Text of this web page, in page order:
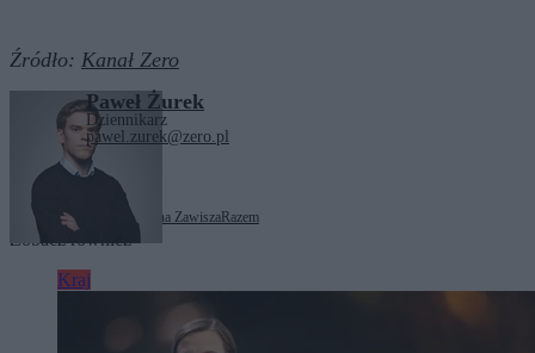
Źródło: Kanał Zero
Paweł Żurek
Dziennikarz
pawel.zurek@zero.pl
Tagi: Kanał Zero Marcelina Zawisza Razem
Zobacz również
Kraj